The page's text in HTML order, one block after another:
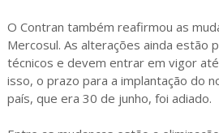
O Contran também reafirmou as
Mercosul. As alterações ainda estão
técnicos e devem entrar em vigor
isso, o prazo para a implantação do
país, que era 30 de junho, foi adiado.